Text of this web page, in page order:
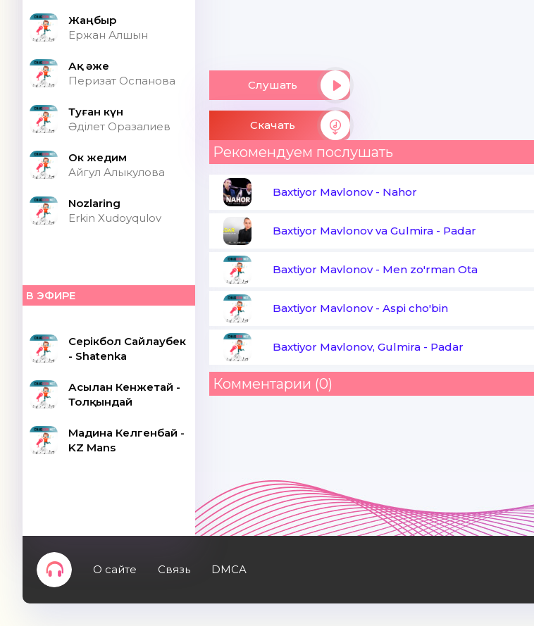
Жаңбыр
Ержан Алшын
Ақ әже
Перизат Оспанова
Туған күн
Әділет Оразалиев
Ок жедим
Айгул Алыкулова
Nozlaring
Erkin Xudoyqulov
В ЭФИРЕ
Серікбол Сайлаубек
- Shatenka
Асылан Кенжетай -
Толқындай
Мадина Келгенбай -
KZ Mans
Слушать
Скачать
Рекомендуем послушать
Baxtiyor Mavlonov- Nahor
Baxtiyor Mavlonov va Gulmira - Padar
Baxtiyor Mavlonov- Men zo'rman Ota
Baxtiyor Mavlonov- Aspi cho'bin
Baxtiyor Mavlonov, Gulmira - Padar
Комментарии (0)
О сайте Связь DMCA